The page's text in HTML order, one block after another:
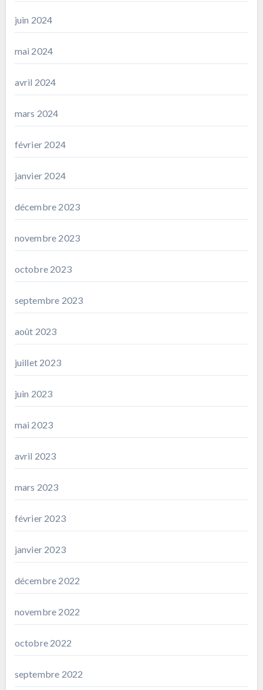
juin 2024
mai 2024
avril 2024
mars 2024
février 2024
janvier 2024
décembre 2023
novembre 2023
octobre 2023
septembre 2023
août 2023
juillet 2023
juin 2023
mai 2023
avril 2023
mars 2023
février 2023
janvier 2023
décembre 2022
novembre 2022
octobre 2022
septembre 2022